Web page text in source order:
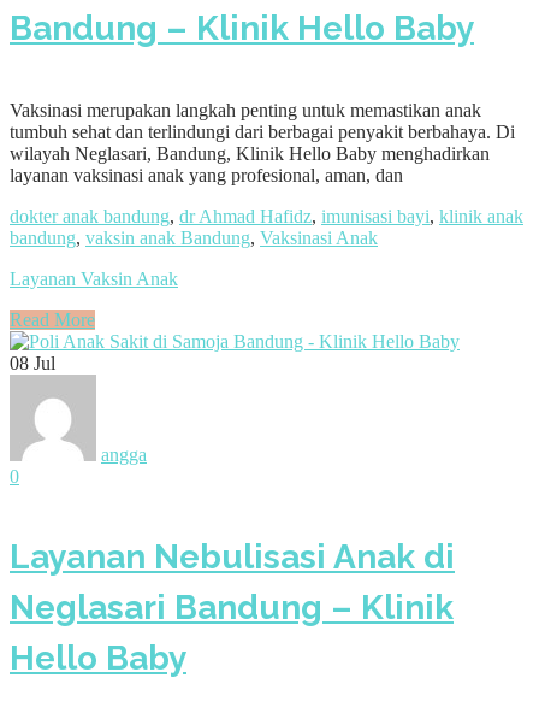
Bandung – Klinik Hello Baby
Vaksinasi merupakan langkah penting untuk memastikan anak
tumbuh sehat dan terlindungi dari berbagai penyakit berbahaya. Di
wilayah Neglasari, Bandung, Klinik Hello Baby menghadirkan
layanan vaksinasi anak yang profesional, aman, dan
dokter anak bandung, dr Ahmad Hafidz, imunisasi bayi, klinik anak
bandung, vaksin anak Bandung, Vaksinasi Anak
Layanan Vaksin Anak
Read More
08 Jul
angga
0
Layanan Nebulisasi Anak di
Neglasari Bandung – Klinik
Hello Baby